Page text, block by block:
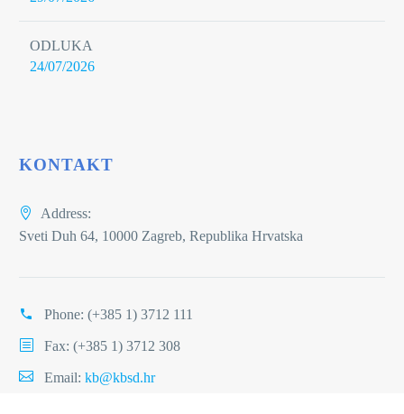
ODLUKA
24/07/2026
KONTAKT
Address:
Sveti Duh 64, 10000 Zagreb, Republika Hrvatska
Phone: (+385 1) 3712 111
Fax: (+385 1) 3712 308
Email: kb@kbsd.hr